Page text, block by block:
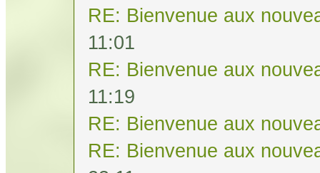
RE: Bienvenue aux
11:01
RE: Bienvenue aux
11:19
RE: Bienvenue aux
RE: Bienvenue aux